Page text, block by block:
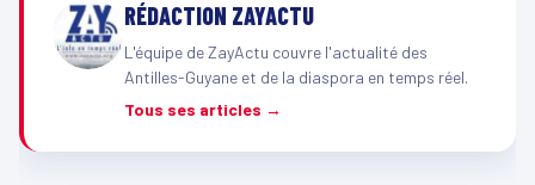
RÉDACTION ZAYACTU
L'équipe de ZayActu couvre l'actualité des
Antilles-Guyane et de la diaspora en temps réel.
Tous ses articles →